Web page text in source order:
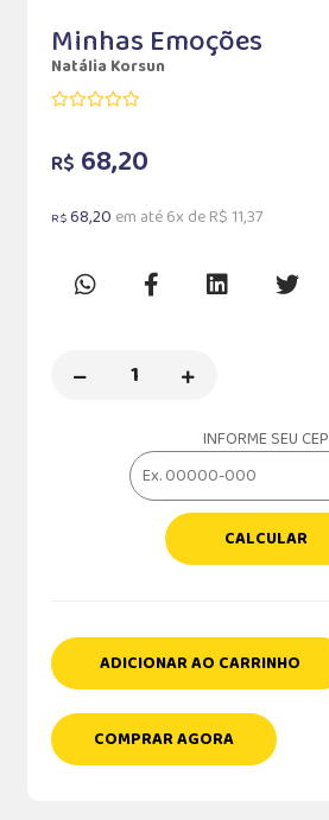
Minhas Emoções
Natália Korsun
R$ 68,20
R$68,20 em até 6x de R$ 11,37
INFORME SEU CEP
CALCULAR
ADICIONAR AO CARRINHO
COMPRAR AGORA